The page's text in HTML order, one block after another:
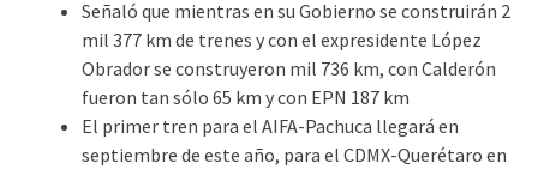
Señaló que mientras en su Gobierno se construirán 2
mil 377 km de trenes y con el expresidente López
Obrador se construyeron mil 736 km, con Calderón
fueron tan sólo 65 km y con EPN 187 km
El primer tren para el AIFA-Pachuca llegará en
septiembre de este año, para el CDMX-Querétaro en